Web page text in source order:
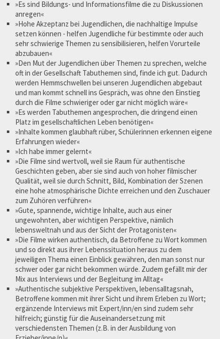
»Es sind Bildungs- und Informationsfilme die zu Diskussionen
anregen«
»Hohe Akzeptanz bei Jugendlichen, die nachhaltige Impulse
setzen können - helfen Jugendliche für bestimmte oder auch
sehr schwierige Themen zu sensibilisieren, helfen Vorurteile
abzubauen«
»Den Mut der Jugendlichen über Themen zu sprechen, welche
oft in der Gesellschaft Tabuthemen sind, finde ich gut. Dadurch
werden Hemmschwellen bei unseren Jugendlichen abgebaut
und man kommt schnell ins Gespräch, was ohne den Einstieg
durch die Filme schwieriger oder gar nicht möglich wäre«
»Es werden Tabuthemen angesprochen, die dringend einen
Platz im gesellschaftlichen Leben benötigen«
»Inhalte kommen glaubhaft rüber, Schülerinnen erkennen eigene
Erfahrungen wieder«
»Ich habe immer gelernt«
»Die Filme sind wertvoll, weil sie Raum für authentische
Geschichten geben, aber sie sind auch von hoher filmischer
Qualität, weil sie durch Schnitt, Bild, Kombination der Szenen
eine hohe atmosphärische Dichte erreichen und den Zuschauer
zum Zuhören verführen«
»Gute, spannende, wichtige Inhalte, auch aus einer
ungewohnten, aber wichtigen Perspektive, nämlich
lebensweltnah und aus der Sicht der Protagonisten«
»Die Filme wirken authentisch, da Betroffene zu Wort kommen
und so direkt aus ihrer Lebenssituation heraus zu dem
jeweiligen Thema einen Einblick gewähren, den man sonst nur
schwer oder gar nicht bekommen würde. Zudem gefällt mir der
Mix aus Interviews und der Begleitung im Alltag«
»Authentische subjektive Perspektiven, lebensalltagsnah,
Betroffene kommen mit ihrer Sicht und ihrem Erleben zu Wort;
ergänzende Interviews mit Expert/inn/en sind zudem sehr
hilfreich; günstig für die Auseinandersetzung mit
verschiedensten Themen (z.B. in der Ausbildung von